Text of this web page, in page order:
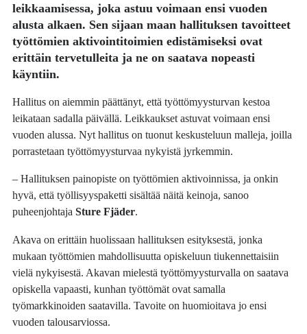
leikkaamisessa, joka astuu voimaan ensi vuoden
alusta alkaen. Sen sijaan maan hallituksen tavoitteet
työttömien aktivointitoimien edistämiseksi ovat
erittäin tervetulleita ja ne on saatava nopeasti
käyntiin.
Hallitus on aiemmin päättänyt, että työttömyysturvan kestoa
leikataan sadalla päivällä. Leikkaukset astuvat voimaan ensi
vuoden alussa. Nyt hallitus on tuonut keskusteluun malleja, joilla
porrastetaan työttömyysturvaa nykyistä jyrkemmin.
– Hallituksen painopiste on työttömien aktivoinnissa, ja onkin
hyvä, että työllisyyspaketti sisältää näitä keinoja, sanoo
puheenjohtajaSture Fjäder.
Akava on erittäin huolissaan hallituksen esityksestä, jonka
mukaan työttömien mahdollisuutta opiskeluun tiukennettaisiin
vielä nykyisestä. Akavan mielestä työttömyysturvalla on saatava
opiskella vapaasti, kunhan työttömät ovat samalla
työmarkkinoiden saatavilla. Tavoite on huomioitava jo ensi
vuoden talousarviossa.